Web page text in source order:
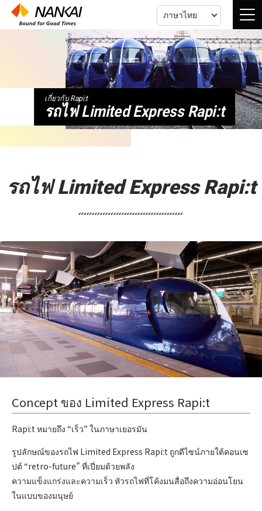
ภาษาไทย
เกี่ยวกับ Rapi:t
รถไฟ Limited Express Rapi:t
รถไฟ Limited Express Rapi:t
Concept ของ Limited Express Rapi:t
Rapi:t หมายถึง “เร็ว” ในภาษาเยอรมัน
รูปลักษณ์ของรถไฟ Limited Express Rapi:t ถูกดีไซน์ภายใต้คอนเซ
ปต์ “retro-future” ที่เปี่ยมด้วยพลัง
ความแข็งแกร่งและความเร็ว หัวรถไฟที่โค้งมนสื่อถึงความอ่อนโยน
ในแบบของมนุษย์